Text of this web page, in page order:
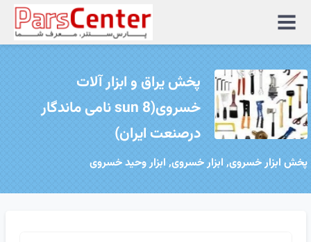
منوی
سایت
پخش یراق و ابزار آلات
خسروی(sun 8 نامی ماندگار
درصنعت ایران)
پخش ابزار خسروی, ابزار خسروی, ابزار وحید خسروی